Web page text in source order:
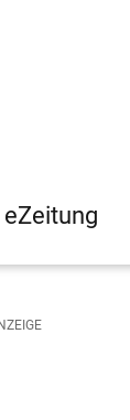
eZeitung